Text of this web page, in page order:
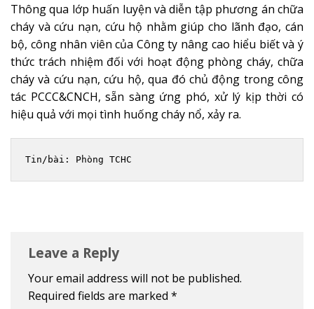
Thông qua lớp huấn luyện và diễn tập phương án chữa
cháy và cứu nạn, cứu hộ nhằm giúp cho lãnh đạo, cán
bộ, công nhân viên của Công ty nâng cao hiểu biết và ý
thức trách nhiệm đối với hoạt động phòng cháy, chữa
cháy và cứu nạn, cứu hộ, qua đó chủ động trong công
tác PCCC&CNCH, sẵn sàng ứng phó, xử lý kịp thời có
hiệu quả với mọi tình huống cháy nổ, xảy ra.
Tin/bài: Phòng TCHC
Leave a Reply
Your email address will not be published.
Required fields are marked *